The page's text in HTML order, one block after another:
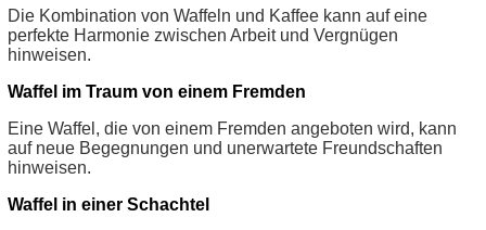
Die Kombination von Waffeln und Kaffee kann auf eine
perfekte Harmonie zwischen Arbeit und Vergnügen
hinweisen.
Waffel im Traum von einem Fremden
Eine Waffel, die von einem Fremden angeboten wird, kann
auf neue Begegnungen und unerwartete Freundschaften
hinweisen.
Waffel in einer Schachtel